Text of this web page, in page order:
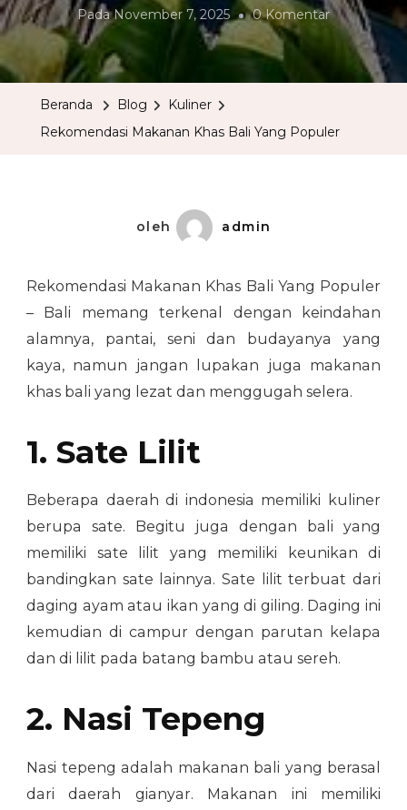
PadaNovember 7, 2025 0 KomentarPada
Makanan
Beranda Blog
Kuliner
Rekomendasi Makanan Khas Bali Yang Populer
oleh admin
Rekomendasi Makanan Khas Bali Yang Populer
– Bali memang terkenal dengan keindahan
alamnya, pantai, seni dan budayanya yang
kaya, namun jangan lupakan juga makanan
khas bali yang lezat dan menggugah selera.
1. Sate Lilit
Beberapa daerah di indonesia memiliki kuliner
berupa sate. Begitu juga dengan bali yang
memiliki sate lilit yang memiliki keunikan di
bandingkan sate lainnya. Sate lilit terbuat dari
daging ayam atau ikan yang di giling. Daging ini
kemudian di campur dengan parutan kelapa
dan di lilit pada batang bambu atau sereh.
2. Nasi Tepeng
Nasi tepeng adalah makanan bali yang berasal
dari daerah gianyar. Makanan ini memiliki